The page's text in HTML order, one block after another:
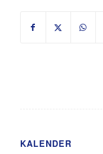
KALENDER